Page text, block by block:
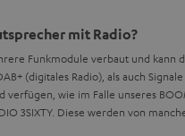
mit Radio?
Funkmodule verbaut und
(digitales Radio), als auch
wie im Falle unseres
3SIXTY. Diese werden von